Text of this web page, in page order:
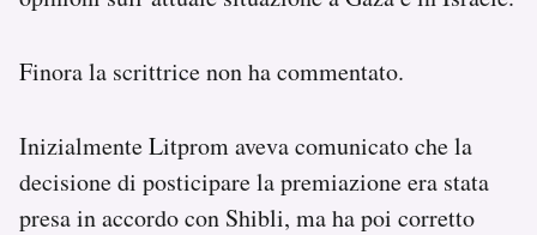
Finora la scrittrice non ha commentato.
Inizialmente Litprom aveva comunicato che la
decisione di posticipare la premiazione era stata
presa in accordo con Shibli, ma ha poi corretto